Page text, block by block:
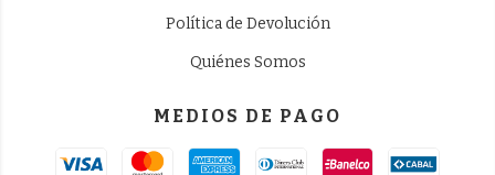
Política de Devolución
Quiénes Somos
MEDIOS DE PAGO